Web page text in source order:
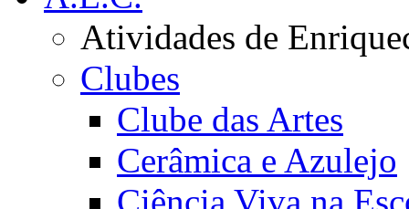
Atividades de
Clubes
Clube das Artes
Cerâmica e Azulejo